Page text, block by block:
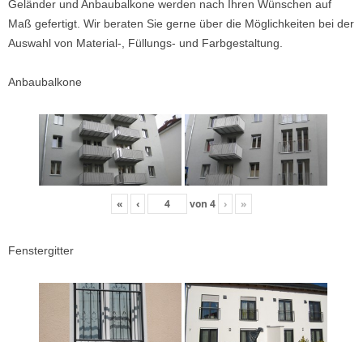
Geländer und Anbaubalkone werden nach Ihren Wünschen auf
Maß gefertigt. Wir beraten Sie gerne über die Möglichkeiten bei der
Auswahl von Material-, Füllungs- und Farbgestaltung.
Anbaubalkone
« ‹ von 4 › »
Fenstergitter